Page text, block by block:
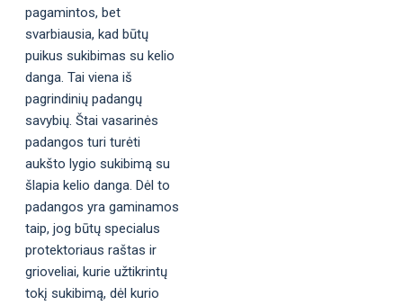
pagamintos, bet
svarbiausia, kad būtų
puikus sukibimas su kelio
danga. Tai viena iš
pagrindinių padangų
savybių. Štai vasarinės
padangos turi turėti
aukšto lygio sukibimą su
šlapia kelio danga. Dėl to
padangos yra gaminamos
taip, jog būtų specialus
protektoriaus raštas ir
grioveliai, kurie užtikrintų
tokį sukibimą, dėl kurio